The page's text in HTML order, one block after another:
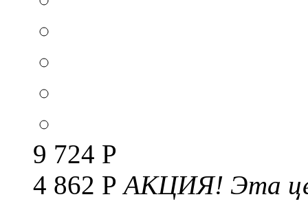
9 724 Р
4 862 РАКЦИЯ! Эта